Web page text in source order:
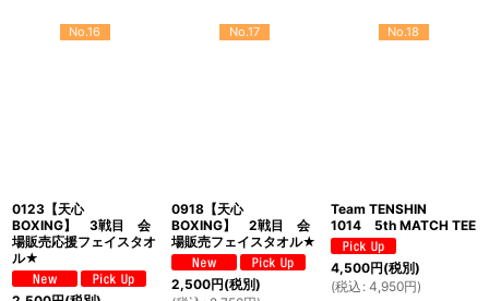
No.16
0123【天心
BOXING】 3戦目 会
場販売応援フェイスタオ
ル★
No.17
0918【天心
BOXING】 2戦目 会
場販売フェイスタオル★
2,500円(税別)
No.18
Team TENSHIN
1014 5th MATCH TEE
4,500円(税別)
(税込 : 4,950円)